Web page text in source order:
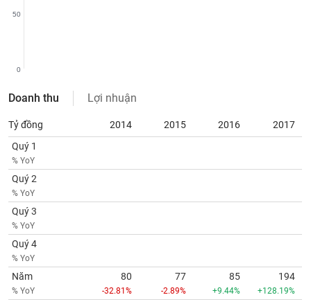
0
50
Doanh thu Lợi nhuận
Tỷ đồng 2014 2015 2016
2017
Quý 1
% YoY
Quý 2
% YoY
Quý 3
% YoY
Quý 4
% YoY
Năm
% YoY
80
-32.81%
77
-2.89%
85
+9.44%
194
+128.19%
Đào
Sách
tài
chính
Công
cụ